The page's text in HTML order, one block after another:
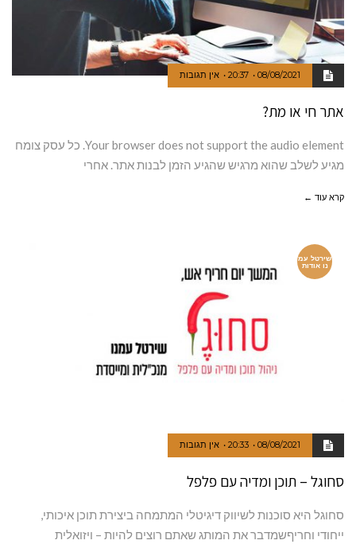
08/08/2021
20:37 אין תגובות
אתר חי או מת?
Your browser does not support the audio element. כל עסק צומח
מגיע לשלב שהוא מרגיש שהגיע הזמן לבנות אתר. אחרי
קרא עוד ←
שירטל עמ
נו אודות
08/08/2021
20:33 אין תגובות
סחוגל – תוכן ומדיה עם פלפל
סחוגל היא סוכנות לשיווק דיגיטלי המתמחה ביצירת תוכן איכותי,
ייחודי וחריףשמדבר את המותג שאתם רוצים להיות – ויזואלית